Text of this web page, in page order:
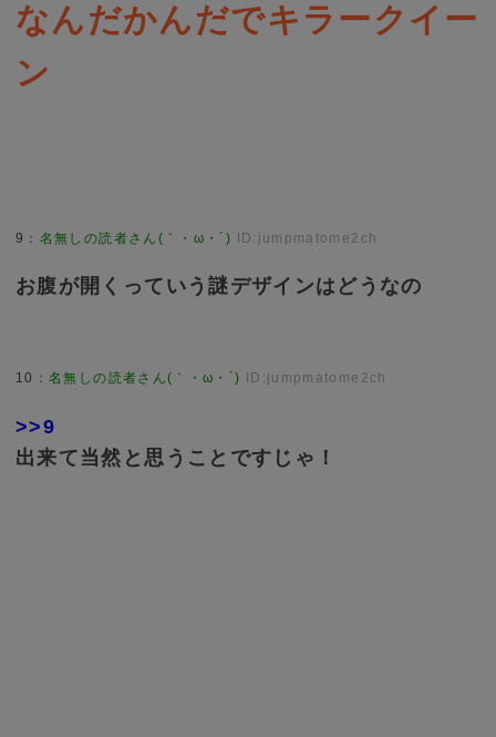
なんだかんだでキラークイー
ン
9 ： 名無しの読者さん(｀・ω・´) ID:jumpmatome2ch
お腹が開くっていう謎デザインはどうなの
10 ：名無しの読者さん(｀・ω・´) ID:jumpmatome2ch
>>9
出来て当然と思うことですじゃ！